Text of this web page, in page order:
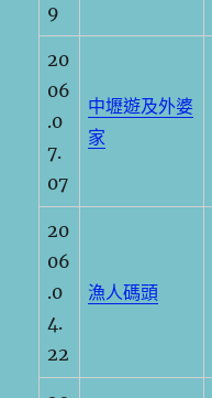
9
20
06
.0
7.
07
中壢遊及外婆
家
20
06
.0
4.
22
漁人碼頭